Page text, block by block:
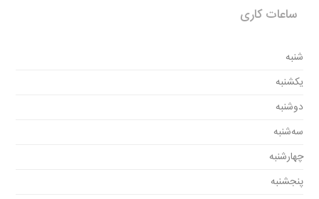
ساعات کاری
شنبه
یکشنبه
دوشنبه
سه‌شنبه
چهارشنبه
پنجشنبه